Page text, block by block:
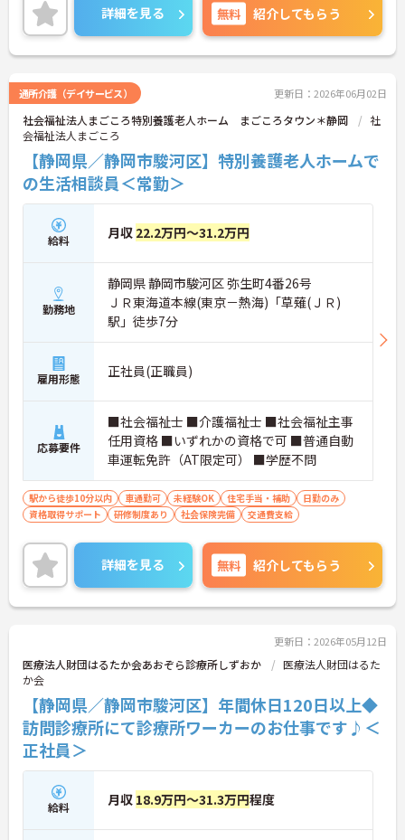
詳細を見る 無料 紹介してもらう
通所介護（デイサービス） 更新日：2026年06月02日
社会福祉法人まごころ特別養護老人ホーム まごころタウン＊静岡
社
会福祉法人まごころ
【静岡県／静岡市駿河区】特別養護老人ホームで
の生活相談員＜常勤＞
給料 月収 22.2万円～31.2万円
勤務地
静岡県 静岡市駿河区 弥生町4番26号
ＪＲ東海道本線(東京－熱海)「草薙(ＪＲ)
駅」徒歩7分
雇用形態 正社員(正職員)
応募要件
■社会福祉士 ■介護福祉士 ■社会福祉主事
任用資格 ■いずれかの資格で可 ■普通自動
車運転免許（AT限定可） ■学歴不問
駅から徒歩10分以内 車通勤可 未経験OK 住宅手当・補助
日勤のみ
資格取得サポート
研修制度あり 社会保険完備 交通費支給
詳細を見る 無料 紹介してもらう
更新日：2026年05月12日
医療法人財団はるたか会あおぞら診療所しずおか
医療法人財団はるた
か会
【静岡県／静岡市駿河区】年間休日120日以上◆
訪問診療所にて診療所ワーカーのお仕事です♪＜
正社員＞
給料 月収 18.9万円～31.3万円程度